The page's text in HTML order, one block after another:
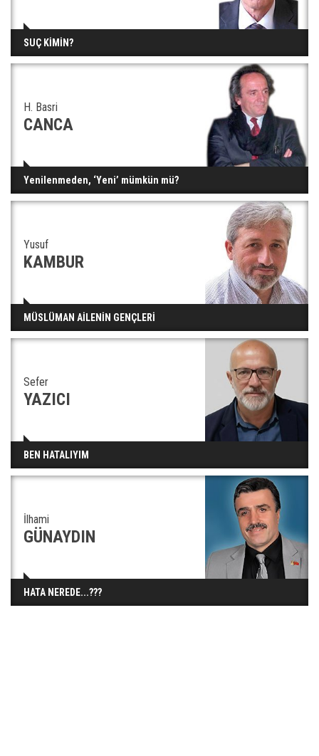
SUÇ KİMİN?
H. Basri
CANCA
Yenilenmeden, ‘Yeni’ mümkün mü?
Yusuf
KAMBUR
MÜSLÜMAN AİLENİN GENÇLERİ
Sefer
YAZICI
BEN HATALIYIM
İlhami
GÜNAYDIN
HATA NEREDE...???